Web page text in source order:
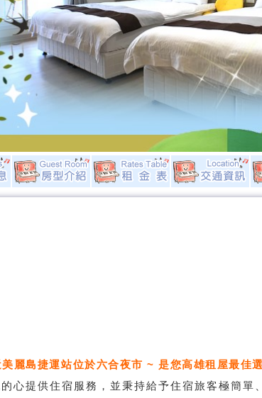
麗島捷運站位於六合夜市 ~ 是您高雄租屋最佳
心提供住宿服務，並秉持給予住宿旅客極簡單